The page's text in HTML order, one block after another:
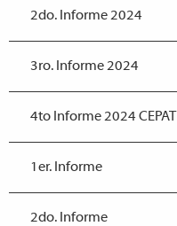
2do. Informe 2024
3ro. Informe 2024
4to Informe 2024 CEPAT
1er. Informe
2do. Informe